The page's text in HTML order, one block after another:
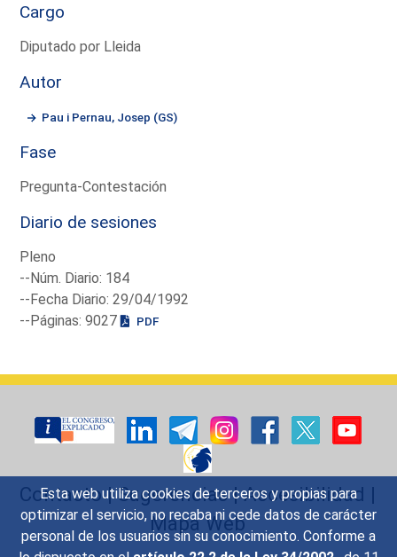
Esta web utiliza cookies de terceros y propias para
optimizar el servicio, no recaba ni cede datos de carácter
personal de los usuarios sin su conocimiento. Conforme a
Cargo
Diputado por Lleida
Autor
Pau i Pernau, Josep (GS)
Fase
Pregunta-Contestación
Diario de sesiones
Pleno
--Núm. Diario: 184
--Fecha Diario: 29/04/1992
--Páginas: 9027
PDF
Contacto|Sugerencias|Accesibilidad |
Mapa Web